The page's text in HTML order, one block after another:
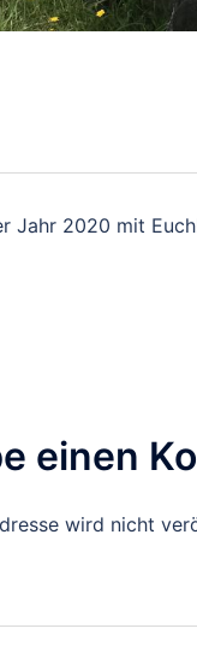
Jahr 2020 mit
einen
wird nicht